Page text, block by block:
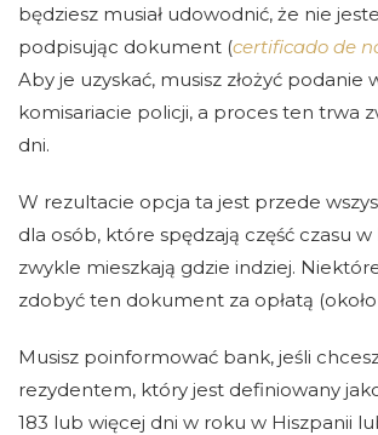
będziesz musiał udowodnić, że nie
podpisując dokument (certificado de
Aby je uzyskać, musisz złożyć podanie
komisariacie policji, a proces ten trwa
dni.
W rezultacie opcja ta jest przede
dla osób, które spędzają część czasu w
zwykle mieszkają gdzie indziej.
zdobyć ten dokument za opłatą (około
Musisz poinformować bank, jeśli
rezydentem, który jest definiowany
183 lub więcej dni w roku w Hiszpanii